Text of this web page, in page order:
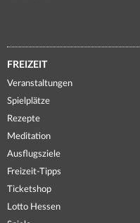
FREIZEIT
Veranstaltungen
Spielplätze
Rezepte
Meditation
Ausflugsziele
Freizeit-Tipps
Ticketshop
Lotto Hessen